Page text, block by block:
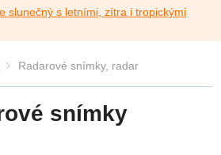
slunečný s letními, zítra i tropickými
Radarové snímky, radar
snímky